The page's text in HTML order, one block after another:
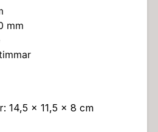
mm
14,5 x 11,5 x 8 cm